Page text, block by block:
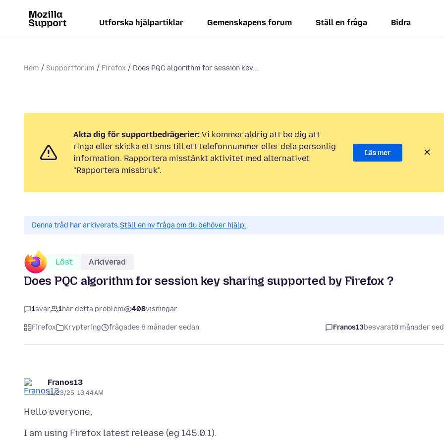
Utforska hjälpartiklar Gemenskapens forum Ställ en fråga Bidra
Hem Supportforum Firefox Does PQC algorithm for session key...
Akta dig för supportbedrägerier: Vi kommer aldrig att be dig att
ringa eller skicka ett sms till ett telefonnummer eller dela personlig
information. Rapportera misstänkt aktivitet med alternativet
"Rapportera missbruk".
Läs mer
Denna tråd har arkiverats.Ställ en ny fråga om du behöver hjälp.
Löst Arkiverad
Does PQC algorithm for session key sharing supported by Firefox ?
1svar 1har detta problem 408visningar
Firefox Kryptering frågades 8 månader sedan Franos13besvarat8 månader
Franos13
11/23/25, 10:44 AM